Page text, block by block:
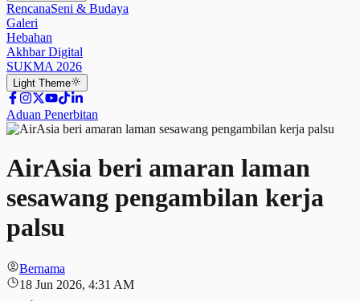
RencanaSeni & Budaya
Galeri
Hebahan
Akhbar Digital
SUKMA 2026
Light Theme
Aduan Penerbitan
AirAsia beri amaran laman
sesawang pengambilan kerja
palsu
Bernama
18 Jun 2026, 4:31 AM